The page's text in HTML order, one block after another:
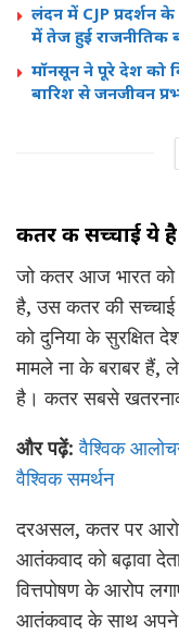
लंदन में CJP प्रदर्शन के
में तेज हुई राजनीतिक
मॉनसून ने पूरे देश को
बारिश से जनजीवन
कतर की सच्चाई ये है
जो कतर आज भारत को
है, उस कतर की
को दुनिया के सुरक्षित
मामले ना के बराबर हैं,
है। कतर सबसे
और पढ़ें:वैश्विक
वैश्विक समर्थन
दरअसल, कतर पर
आतंकवाद को बढ़ावा
वित्तपोषण के आरोप
आतंकवाद के साथ अपने